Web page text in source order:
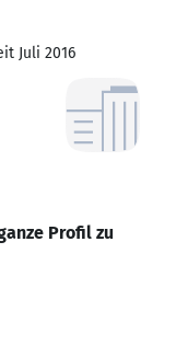
Juli 2016
Profil zu